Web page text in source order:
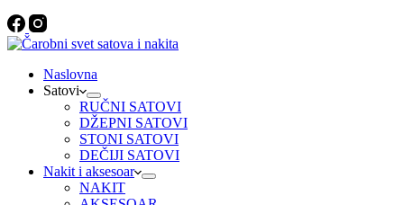
Naslovna
Satovi
RUČNI SATOVI
DŽEPNI SATOVI
STONI SATOVI
DEČIJI SATOVI
Nakit i aksesoar
NAKIT